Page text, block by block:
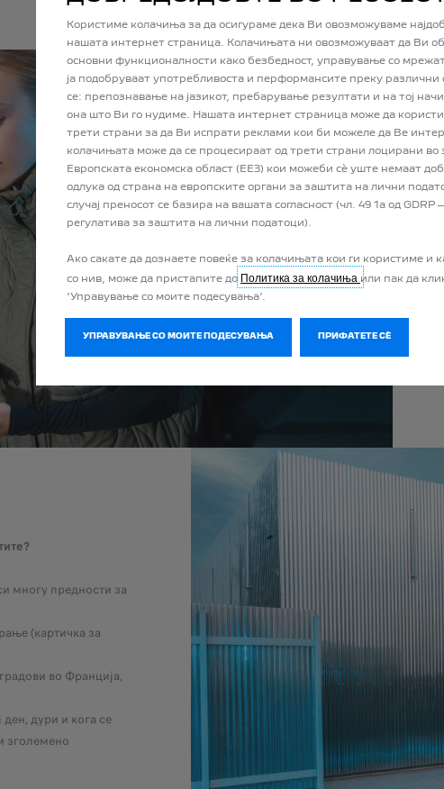
многу предности за
(картичка за
во Франција,
дури и кога се
зголемено
Користиме колачиња за да осигураме дека Ви овозможуваме
нашата интернет страница. Колачињата ни овозможуваат да Ви
основни функционалности како безбедност, управување со
ја подобруваат употребливоста и перформансите преку
се: препознавање на јазикот, пребарување резултати и на тој
она што Ви го нудиме. Нашата интернет страница може да
трети страни за да Ви испрати реклами кои би можеле да Ве
колачињата може да се процесираат од трети страни лоцирани во
Европската економска област (ЕЕЗ) кои можеби сѐ уште немаат
одлука од страна на европските органи за заштита на лични
случај преносот се базира на вашата согласност (чл. 49 1а од GDRP
регулатива за заштита на лични податоци).
Ако сакате да дознаете повеќе за колачињата кои ги користиме и
со нив, може да пристапите до Политика за колачиња или пак да
‘Управување со моите подесувања’.
УПРАВУВАЊЕ СО МОИТЕ ПОДЕСУВАЊА ПРИФАТЕТЕ СÈ